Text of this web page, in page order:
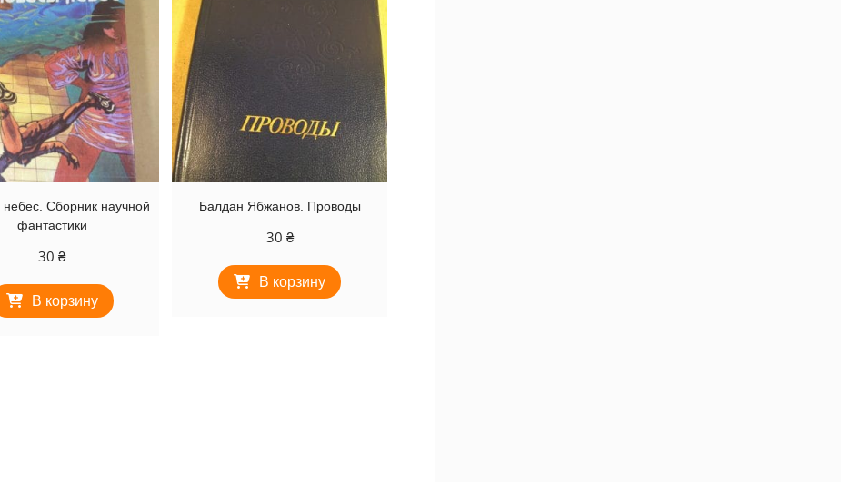
Сборник научной
фантастики
30 ₴
В корзину
Балдан Ябжанов. Проводы
30 ₴
В корзину